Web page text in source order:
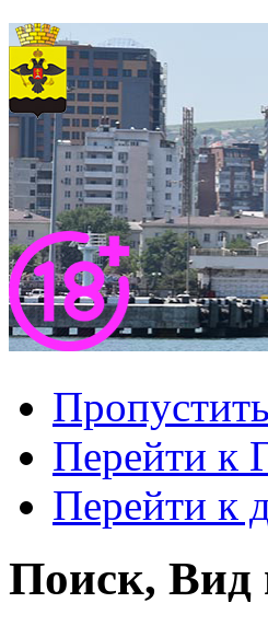
Перейти к
Перейти к
Поиск, Вид